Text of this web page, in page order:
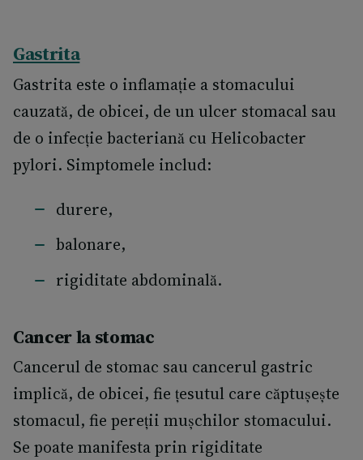
Gastrita
Gastrita este o inflamație a stomacului
cauzată, de obicei, de un ulcer stomacal sau
de o infecție bacteriană cu Helicobacter
pylori. Simptomele includ:
durere,
balonare,
rigiditate abdominală.
Cancer la stomac
Cancerul de stomac sau cancerul gastric
implică, de obicei, fie țesutul care căptușește
stomacul, fie pereții mușchilor stomacului.
Se poate manifesta prin rigiditate